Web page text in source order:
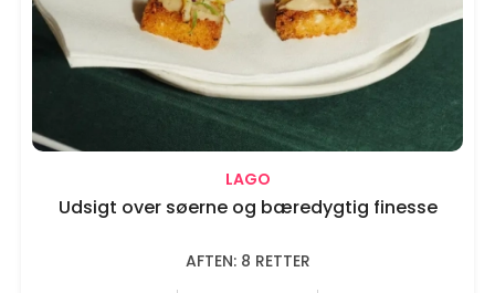
LAGO
Udsigt over søerne og bæredygtig finesse
AFTEN: 8 RETTER